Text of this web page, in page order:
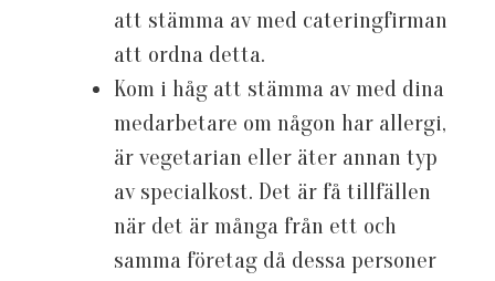
att stämma av med cateringfirman
att ordna detta.
Kom i håg att stämma av med dina
medarbetare om någon har allergi,
är vegetarian eller äter annan typ
av specialkost. Det är få tillfällen
när det är många från ett och
samma företag då dessa personer